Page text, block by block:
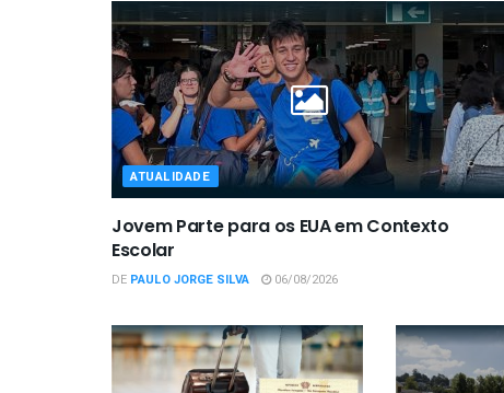
ATUALIDADE
Jovem Parte para os EUA em Contexto
Escolar
DE PAULO JORGE SILVA 06/08/2026